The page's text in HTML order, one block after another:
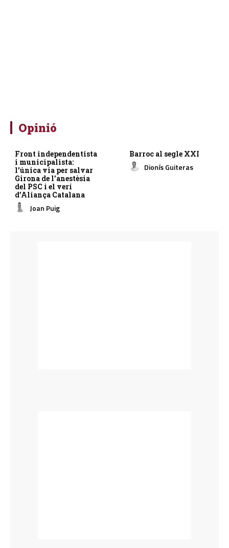
Opinió
Front independentista
i municipalista:
l’única via per salvar
Girona de l’anestèsia
del PSC i el verí
d’Aliança Catalana
Joan Puig
Barroc al segle XXI
Dionís Guiteras